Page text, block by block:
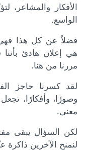
الأفكار والمشاعر،
الواسع.
فضلاً عن كل هذا
هي إعلان هادئ بأننا
مررنا من هنا.
لقد كسرنا حاجز
وصورًا، وأفكارًا، تجعل
معنى.
لكن السؤال يبقى
لنمنح الآخرين ذاكرة